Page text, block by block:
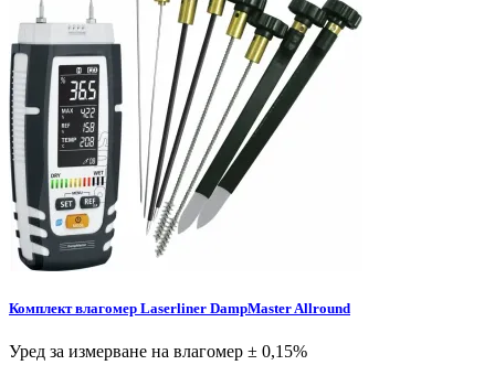
Комплект влагомер Laserliner DampMaster Allround
Уред за измерване на влагомер ± 0,15%